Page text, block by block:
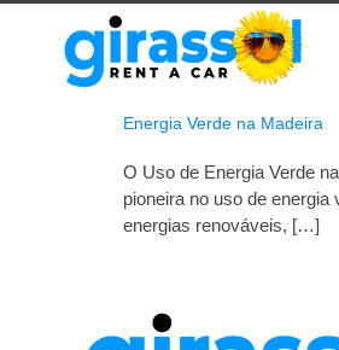
Energia Verde na Madeira
O Uso de Energia Verde
pioneira no uso de
energias renováveis, […]